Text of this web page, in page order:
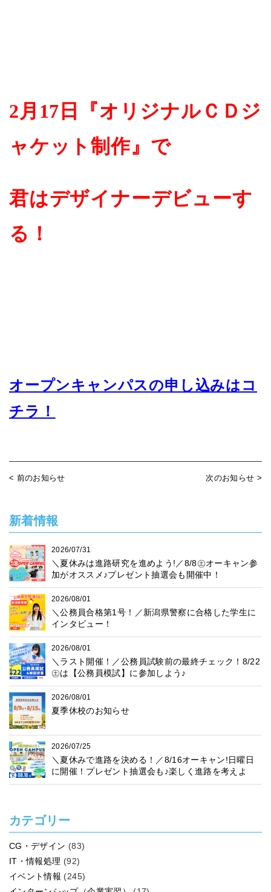
2月17日『オリジナルＣＤジ
ャケット制作』で
君はデザイナーデビューす
る！
オープンキャンパスの申し込みはコ
チラ！
< 前のお知らせ 次のお知らせ >
新着情報
2026/07/31
＼夏休みは進路研究を進めよう!／8/8㊏オーキャン参
加がオススメ♪プレゼント抽選会も開催中！
2026/08/01
＼公務員合格第1号！／新潟県警察に合格した学生に
インタビュー！
2026/08/01
＼ラスト開催！／公務員試験前の最終チェック！8/22
㊏は【公務員模試】に参加しよう♪
2026/08/01
夏季休校のお知らせ
2026/07/25
＼夏休みで進路を決める！／8/16オーキャン!日曜日
に開催！プレゼント抽選会も♪楽しく進路を考えよ
う！
カテゴリー
CG・デザイン (83)
IT・情報処理 (92)
イベント情報 (245)